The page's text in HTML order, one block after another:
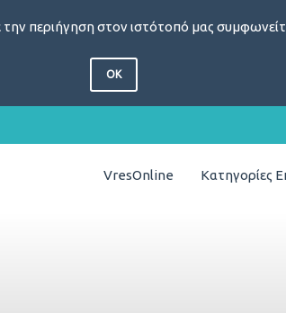
περιήγηση στον ιστότοπό μας
OK
VresOnline Κατηγορίες